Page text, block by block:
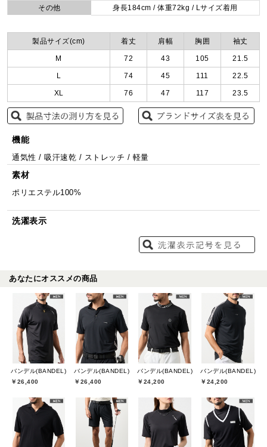
その他
身長184cm / 体重72kg / Lサイズ着用
製品サイズ(cm) 着丈 肩幅 胸囲 袖丈
M 72 43 105 21.5
L 74 45 111 22.5
XL 76 47 117 23.5
機能
通気性 / 吸汗速乾 / ストレッチ / 軽量
素材
ポリエステル100%
洗濯表示
あなたにオススメの商品
バンデル(BANDEL)
￥26,400
バンデル(BANDEL)
￥26,400
バンデル(BANDEL)
￥24,200
バンデル(BANDEL)
￥24,200